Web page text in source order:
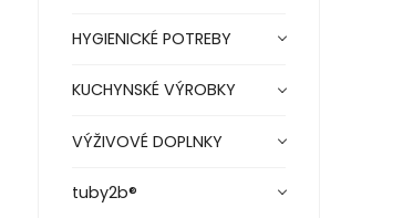
HYGIENICKÉ POTREBY
KUCHYNSKÉ VÝROBKY
VÝŽIVOVÉ DOPLNKY
tuby2b®